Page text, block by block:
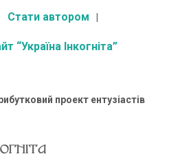
Стати автором
“Україна Інкогніта”
проект ентузіастів